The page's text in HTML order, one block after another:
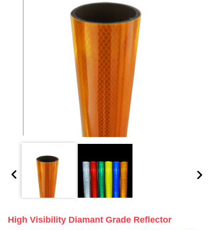
High Visibility Diamant Grade Reflector